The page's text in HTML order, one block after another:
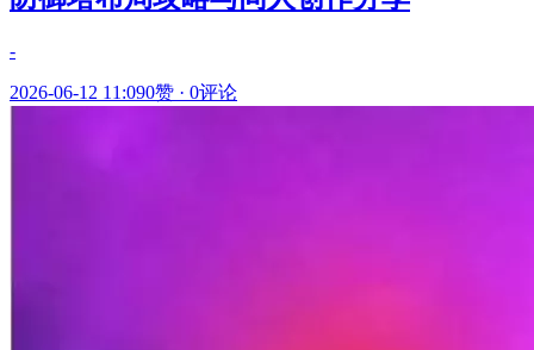
-
2026-06-12 11:090赞 · 0评论